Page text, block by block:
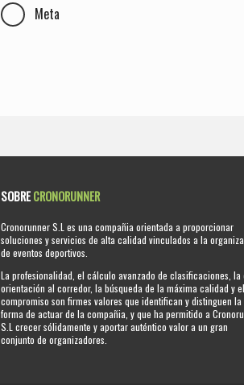
Meta
SOBRECRONORUNNER
Cronorunner S.L es una compañia orientada a proporcionar
soluciones y servicios de alta calidad vinculados a la
de eventos deportivos.
La profesionalidad, el cálculo avanzado de clasificaciones, la
orientación al corredor, la búsqueda de la máxima calidad y el
compromiso son firmes valores que identifican y distinguen la
forma de actuar de la compañia, y que ha permitido a
S.L crecer sólidamente y aportar auténtico valor a un gran
conjunto de organizadores.